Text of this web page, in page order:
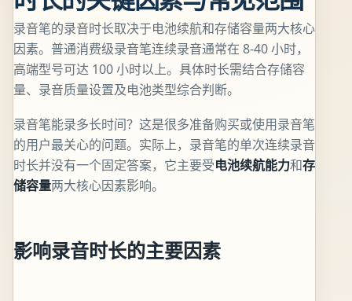
录音笔的录音时长取决于电池续航和存储容量两大核心
因素。普通消费级录音笔连续录音通常在 8-40 小时，
高端型号可达 100 小时以上。具体时长需结合存储容
量、录音质量设置及电池类型综合判断。
录音笔能录多长时间？这是很多准备购买或使用录音笔
的用户最关心的问题。实际上，录音笔的单次连续录音
时长并没有一个固定答案，它主要受电池续航能力和存
储容量两大核心因素影响。
影响录音时长的主要因素